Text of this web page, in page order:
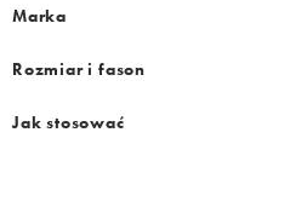
Marka
Rozmiar i fason
Jak stosować